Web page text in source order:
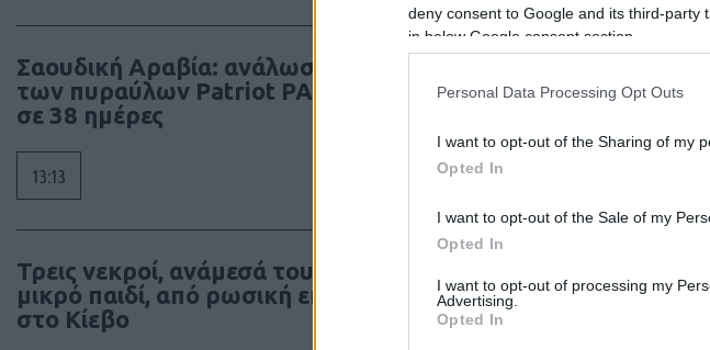
deny consent to Google and its third-party
in below Google consent section.
Personal Data Processing Opt Outs
I want to opt-out of the Sharing of my
Opted In
I want to opt-out of the Sale of my
Opted In
I want to opt-out of processing my
Advertising.
Opted In
Σαουδική Αραβία: ανάλωσε το 86%
των πυραύλων Patriot PAC-3 μέσα
σε 38 ημέρες
13:13
Τρεις νεκροί, ανάμεσά τους ένα
μικρό παιδί, από ρωσική επίθεση
στο Κίεβο
0COMMENTS